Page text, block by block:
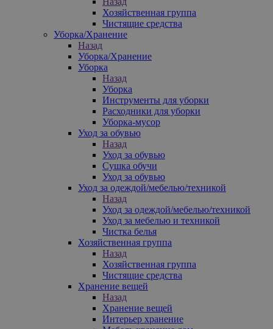
Хозяйственная группа
Чистящие средства
Уборка/Хранение
Назад
Уборка/Хранение
Уборка
Назад
Уборка
Инструменты для уборки
Расходники для уборки
Уборка-мусор
Уход за обувью
Назад
Уход за обувью
Сушка обучи
Уход за обувью
Уход за одеждой/мебелью/техникой
Назад
Уход за одеждой/мебелью/техникой
Уход за мебелью и техникой
Чистка белья
Хозяйственная группа
Назад
Хозяйственная группа
Чистящие средства
Хранение вещей
Назад
Хранение вещей
Интерьер хранение